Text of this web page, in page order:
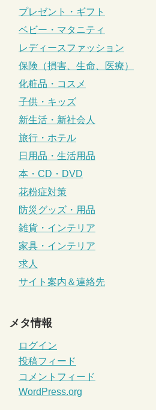
プレゼント・ギフト
ベビー・マタニティ
レディースファッション
保険（損害、生命、医療）
化粧品・コスメ
子供・キッズ
新生活・新社会人
旅行・ホテル
日用品・生活用品
本・CD・DVD
花粉症対策
防災グッズ・用品
雑貨・インテリア
家具・インテリア
求人
サイト案内＆連絡先
メタ情報
ログイン
投稿フィード
コメントフィード
WordPress.org